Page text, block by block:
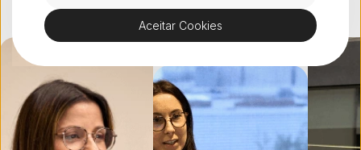
Aceitar Cookies